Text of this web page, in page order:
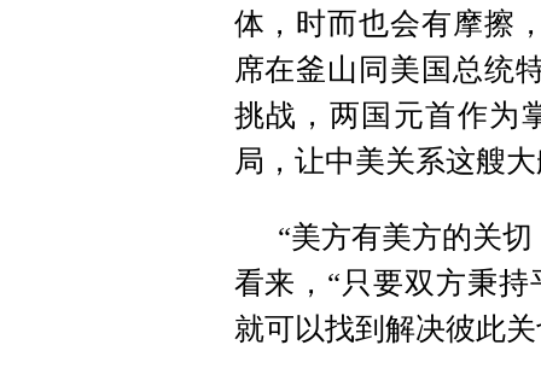
体，时而也会有摩擦
席在釜山同美国总统
挑战，两国元首作为
局，让中美关系这艘
“美方有美方的关
看来，“只要双方秉
就可以找到解决彼此